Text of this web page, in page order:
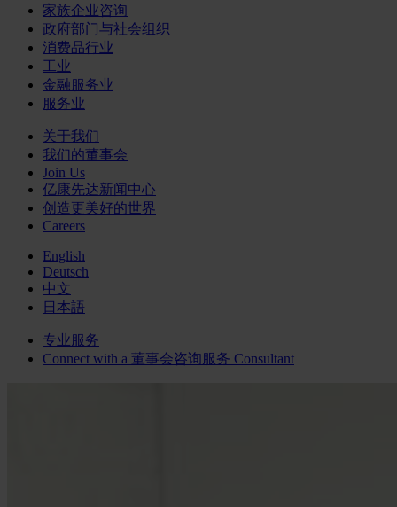
家族企业咨询
政府部门与社会组织
消费品行业
工业
金融服务业
服务业
关于我们
我们的董事会
Join Us
亿康先达新闻中心
创造更美好的世界
Careers
English
Deutsch
中文
日本語
专业服务
Connect with a 董事会咨询服务 Consultant